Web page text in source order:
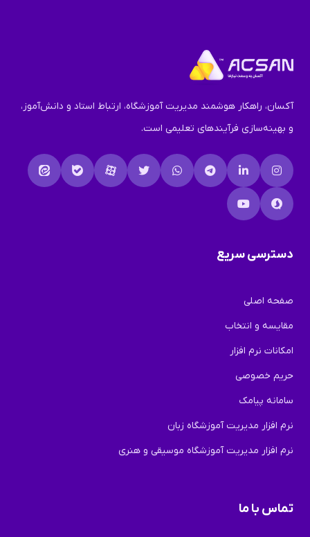
آکسان، راهکار هوشمند مدیریت آموزشگاه، ارتباط استاد و دانش‌آموز،
و بهینه‌سازی فرآیندهای تعلیمی است.
دسترسی سریع
صفحه اصلی
مقایسه و انتخاب
امکانات نرم افزار
حریم خصوصی
سامانه پیامک
نرم افزار مدیریت آموزشگاه زبان
نرم افزار مدیریت آموزشگاه موسیقی و هنری
تماس با ما